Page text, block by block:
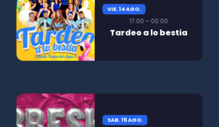
VIE. 14 AGO.
17:00 – 00:00
Tardeo a lo bestia
SAB. 15 AGO.